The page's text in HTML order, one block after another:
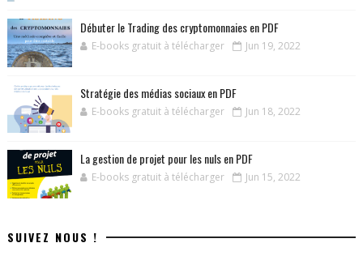
Débuter le Trading des cryptomonnaies en PDF
E-books gratuit à télécharger Jun 19, 2022
Stratégie des médias sociaux en PDF
E-books gratuit à télécharger Jun 18, 2022
La gestion de projet pour les nuls en PDF
E-books gratuit à télécharger Jun 15, 2022
SUIVEZ NOUS !